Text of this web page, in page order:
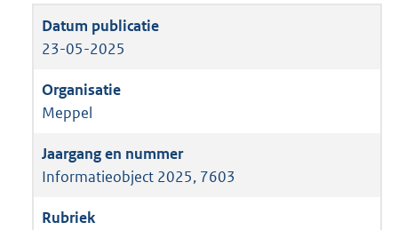
23-05-2025
Meppel
Informatieobject 2025, 7603